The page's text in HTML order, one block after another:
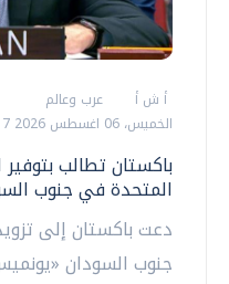
أ ش أ
عرب وعالم
الخميس، 06 اغسطس 2026 08:17 م
باكستان تطالب بتوفير
المتحدة في جنوب
دعت باكستان إلى
جنوب السودان